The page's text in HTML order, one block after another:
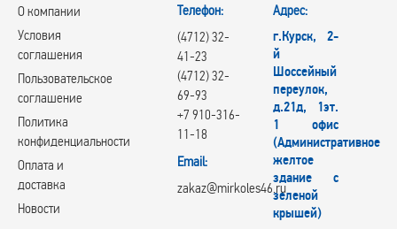
О компании
Условия
соглашения
Пользовательское
соглашение
Политика
конфиденциальности
Оплата и
доставка
Новости
Телефон:
(4712) 32-
41-23
(4712) 32-
69-93
+7 910-316-
11-18
Email:
zakaz@mirkoles46.ru
Адрес:
г.Курск, 2-
й
Шоссейный
переулок,
д.21д, 1эт.
1 офис
(Административное
желтое
здание с
зеленой
крышей)